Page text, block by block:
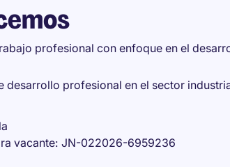
profesional con enfoque en el
desarrollo profesional en el sector
vacante JN-022026-6959236